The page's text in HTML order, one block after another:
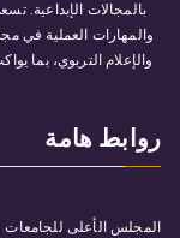
بالمجالات الإبداعية.
والمهارات العملية في
والإعلام التربوي، بما
روابط هامة
المجلس الأعلى للجامعات